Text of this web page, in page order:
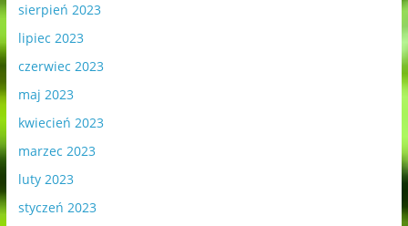
sierpień 2023
lipiec 2023
czerwiec 2023
maj 2023
kwiecień 2023
marzec 2023
luty 2023
styczeń 2023